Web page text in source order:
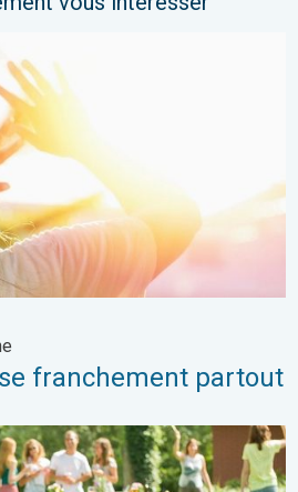
partout. Météo de votre
franchement partout
estivale. Tendance météo à 14